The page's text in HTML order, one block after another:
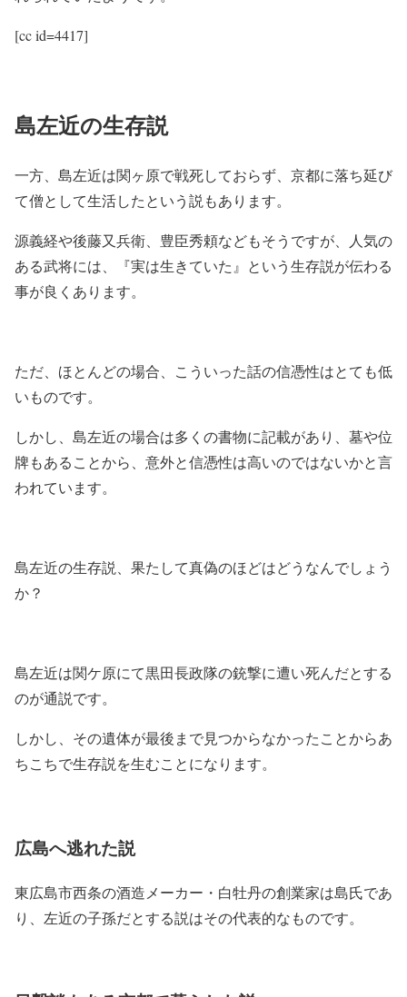
[cc id=4417]
島左近の生存説
一方、島左近は関ヶ原で戦死しておらず、京都に落ち延び
て僧として生活したという説もあります。
源義経や後藤又兵衛、豊臣秀頼などもそうですが、人気の
ある武将には、『実は生きていた』という生存説が伝わる
事が良くあります。
ただ、ほとんどの場合、こういった話の信憑性はとても低
いものです。
しかし、島左近の場合は多くの書物に記載があり、墓や位
牌もあることから、意外と信憑性は高いのではないかと言
われています。
島左近の生存説、果たして真偽のほどはどうなんでしょう
か？
島左近は関ケ原にて黒田長政隊の銃撃に遭い死んだとする
のが通説です。
しかし、その遺体が最後まで見つからなかったことからあ
ちこちで生存説を生むことになります。
広島へ逃れた説
東広島市西条の酒造メーカー・白牡丹の創業家は島氏であ
り、左近の子孫だとする説はその代表的なものです。